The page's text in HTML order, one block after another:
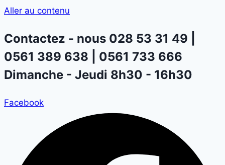
Aller au contenu
Contactez - nous 028 53 31 49 |
0561 389 638 | 0561 733 666
Dimanche - Jeudi 8h30 - 16h30
Facebook